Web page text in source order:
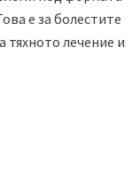
е за болестите
тяхното лечение и